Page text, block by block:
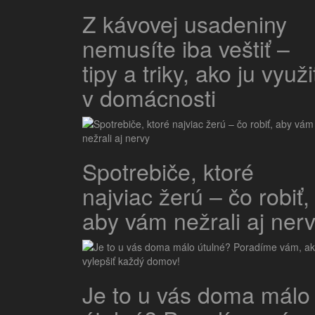
Z kávovej usadeniny
nemusíte iba veštiť –
tipy a triky, ako ju
v domácnosti
Spotrebiče, ktoré
najviac žerú – čo robiť,
aby vám nežrali aj
Je to u vás doma málo